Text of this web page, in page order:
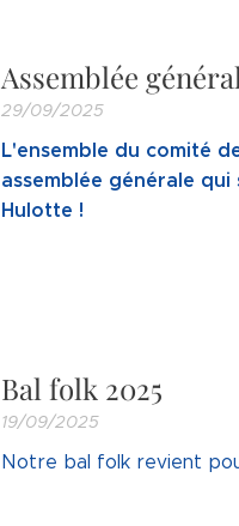
Assemblée
29/09/2025
L'ensemble du comité
assemblée générale
Hulotte !
Bal folk 2025
19/09/2025
Notre bal folk revient